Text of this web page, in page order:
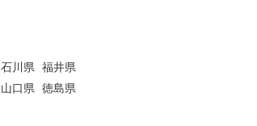
石川県
福井県
山口県
徳島県